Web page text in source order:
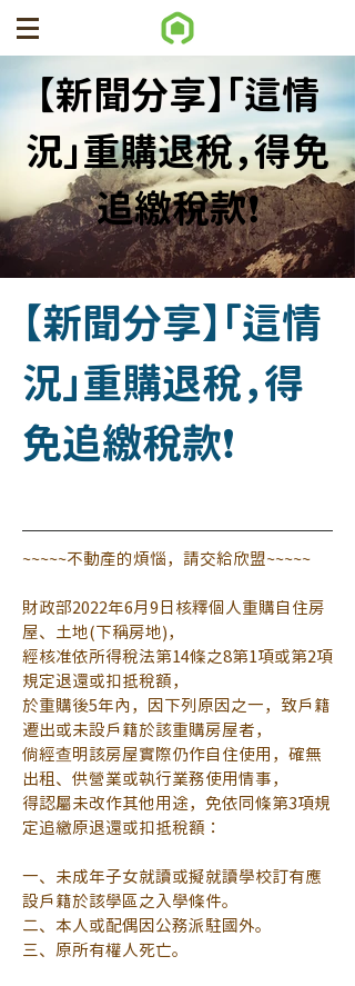
【新聞分享】「這情
況」重購退稅，得免
追繳稅款❗
【新聞分享】「這情
況」重購退稅，得
免追繳稅款❗
~~~~~不動產的煩惱，請交給欣盟~~~~~
財政部2022年6月9日核釋個人重購自住房
屋、土地(下稱房地)，
經核准依所得稅法第14條之8第1項或第2項
規定退還或扣抵稅額，
於重購後5年內，因下列原因之一，致戶籍
遷出或未設戶籍於該重購房屋者，
倘經查明該房屋實際仍作自住使用，確無
出租、供營業或執行業務使用情事，
得認屬未改作其他用途，免依同條第3項規
定追繳原退還或扣抵稅額：
一、未成年子女就讀或擬就讀學校訂有應
設戶籍於該學區之入學條件。
二、本人或配偶因公務派駐國外。
三、原所有權人死亡。